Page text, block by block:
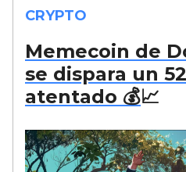
CRYPTO
Memecoin de
se dispara un
atentado 💰📈